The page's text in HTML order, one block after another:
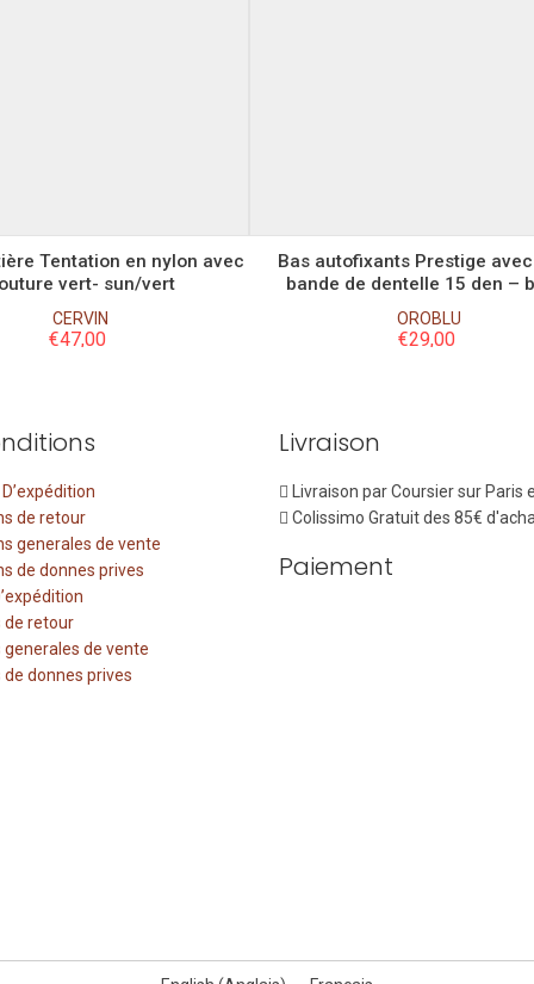
Tentation en nylon avec
vert- sun/vert
CERVIN
€47,00
Bas autofixants Prestige
bande de dentelle 15 den –
OROBLU
€29,00
de retour
generales de vente
de donnes prives
de retour
generales de vente
donnes prives
Livraison
Livraison par Coursier sur Paris
Colissimo Gratuit des 85€
Paiement